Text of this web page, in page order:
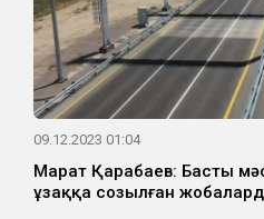
09.12.2023 01:04
Марат Қарабаев: Басты
ұзаққа созылған